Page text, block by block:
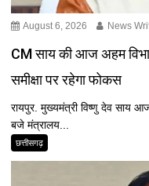
August 6, 2026 News
CM साय की आज अहम
समीक्षा पर रहेगा फोकस
रायपुर. मुख्यमंत्री विष्णु देव साय
बजे मंत्रालय...
छत्तीसगढ़